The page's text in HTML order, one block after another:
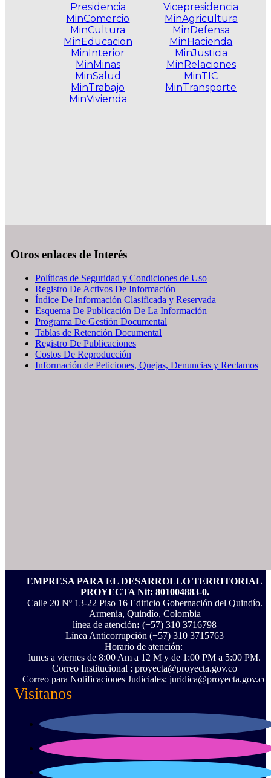
Presidencia
MinComercio
MinCultura
MinEducacion
MinInterior
MinMinas
MinSalud
MinTrabajo
MinVivienda
Vicepresidencia
MinAgricultura
MinDefensa
MinHacienda
MinJusticia
MinRelaciones
MinTIC
MinTransporte
Otros enlaces de Interés
Políticas de Seguridad y Condiciones de Uso
Registro De Activos De Información
Índice De Información Clasificada y Reservada
Esquema De Publicación De La Información
Programa De Gestión Documental
Tablas de Retención Documental
Registro De Publicaciones
Costos De Reproducción
Información de Peticiones, Quejas, Denuncias y Reclamos
EMPRESA PARA EL DESARROLLO TERRITORIAL
PROYECTA Nit: 801004883-0.
Calle 20 Nº 13-22 Piso 16 Edificio Gobernación del Quindío.
Armenia, Quindío, Colombia
línea de atención: (+57) 310 3716798
Línea Anticorrupción ‪(+57) 310 3715763‬
Horario de atención:
lunes a viernes de 8:00 Am a 12 M y de 1:00 PM a 5:00 PM.
Correo Institucional : proyecta@proyecta.gov.co
Correo para Notificaciones Judiciales: juridica@proyecta.gov.co
Visitanos